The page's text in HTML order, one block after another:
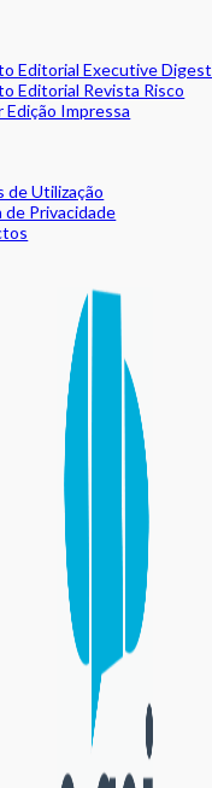
Editorial Executive Digest
Editorial Revista Risco
Edição Impressa
de Utilização
de Privacidade